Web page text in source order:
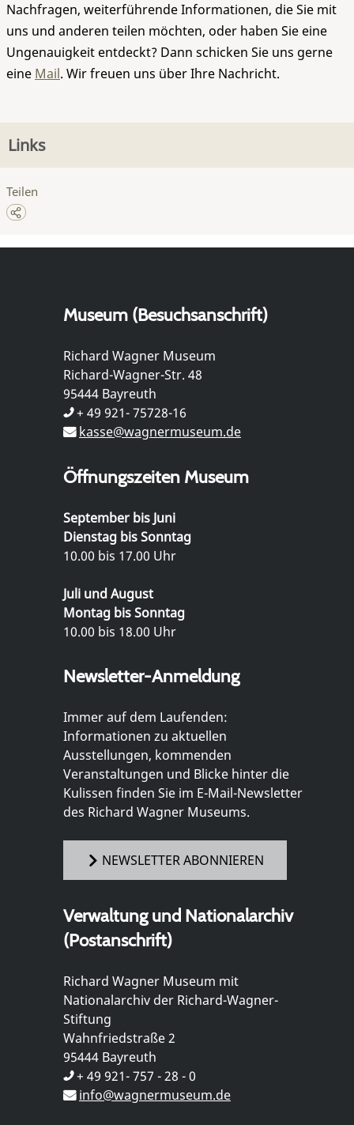
Nachfragen, weiterführende Informationen, die Sie mit
uns und anderen teilen möchten, oder haben Sie eine
Ungenauigkeit entdeckt? Dann schicken Sie uns gerne
eine Mail. Wir freuen uns über Ihre Nachricht.
Links
Teilen
Museum (Besuchsanschrift)
Richard Wagner Museum
Richard-Wagner-Str. 48
95444 Bayreuth
+ 49 921- 75728-16
kasse@wagnermuseum.de
Öffnungszeiten Museum
September bis Juni
Dienstag bis Sonntag
10.00 bis 17.00 Uhr
Juli und August
Montag bis Sonntag
10.00 bis 18.00 Uhr
Newsletter-Anmeldung
Immer auf dem Laufenden:
Informationen zu aktuellen
Ausstellungen, kommenden
Veranstaltungen und Blicke hinter die
Kulissen finden Sie im E-Mail-Newsletter
des Richard Wagner Museums.
NEWSLETTER ABONNIEREN
Verwaltung und Nationalarchiv
(Postanschrift)
Richard Wagner Museum mit
Nationalarchiv der Richard-Wagner-
Stiftung
Wahnfriedstraße 2
95444 Bayreuth
+ 49 921- 757 - 28 - 0
info@wagnermuseum.de